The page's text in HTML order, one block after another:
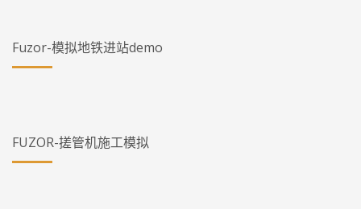
Fuzor-模拟地铁进站demo
FUZOR-搓管机施工模拟